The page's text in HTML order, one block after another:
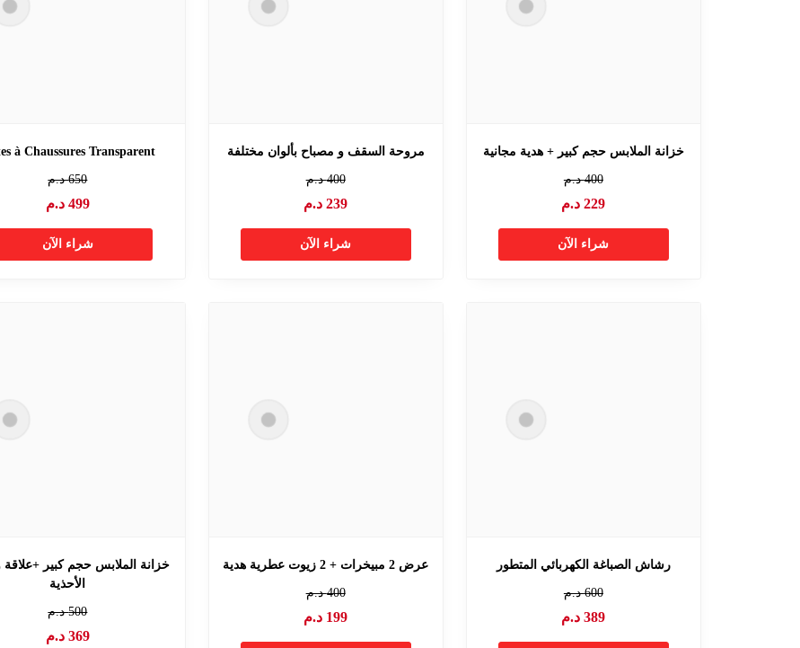
خزانة الملابس حجم كبير + هدية مجانية
400د.م
229د.م
شراء الآن
مروحة السقف و مصباح بألوان مختلفة
400د.م
239د.م
شراء الآن
à Chaussures Transparent
650د.م
499 د.م
شراء الآن
رشاش الصباغة الكهربائي المتطور
600د.م
389د.م
عرض 2 مبيخرات + 2 زيوت عطرية هدية
400د.م
199 د.م
خزانة الملابس حجم كبير
الأحذية
500د.م
369 د.م